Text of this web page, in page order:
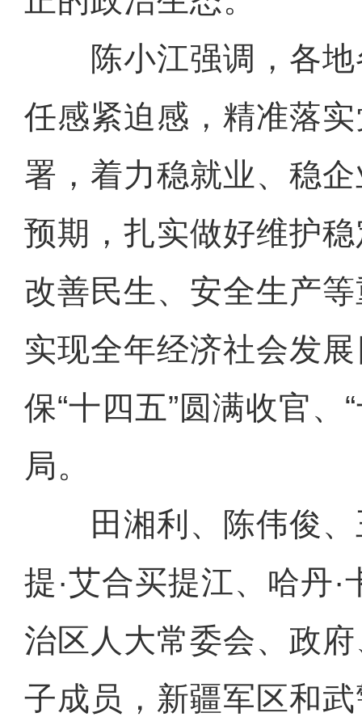
陈小江强调，各地
任感紧迫感，精准落
署，着力稳就业、稳
预期，扎实做好维护
改善民生、安全生产
实现全年经济社会发
保“十四五”圆满收官、
局。
田湘利、陈伟俊、
提·艾合买提江、哈丹
治区人大常委会、政
子成员，新疆军区和